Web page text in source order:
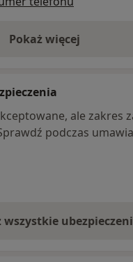
Pokaż więcej
o adresie
ale zakres
podczas
wszystkie